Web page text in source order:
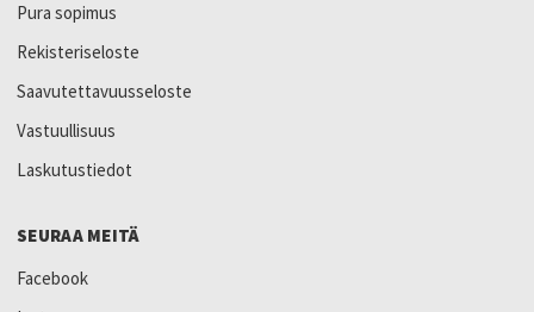
Pura sopimus
Rekisteriseloste
Saavutettavuusseloste
Vastuullisuus
Laskutustiedot
SEURAA MEITÄ
Facebook